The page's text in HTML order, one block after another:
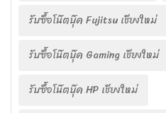
รับซื้อโน๊ตบุ๊ค Fujitsu เชียงใหม่
รับซื้อโน๊ตบุ๊ค Gaming เชียงใหม่
รับซื้อโน๊ตบุ๊ค HP เชียงใหม่